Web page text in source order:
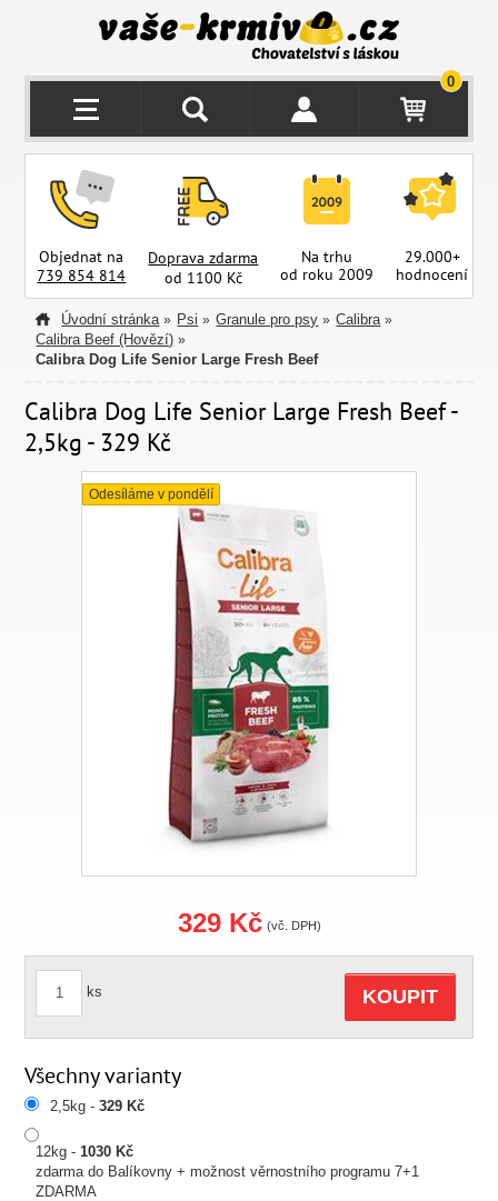
0
Objednat na
739 854 814
Doprava zdarma
od 1100 Kč
Na trhu
od roku 2009
29.000+
hodnocení
Úvodní stránka » Psi » Granule pro psy » Calibra »
Calibra Beef (Hovězí) »
Calibra Dog Life Senior Large Fresh Beef
Calibra Dog Life Senior Large Fresh Beef -
2,5kg - 329 Kč
Odesíláme v pondělí
329 Kč (vč. DPH)
ks KOUPIT
Všechny varianty
2,5kg -329 Kč
12kg -1030 Kč
zdarma do Balíkovny + možnost věrnostního programu 7+1
ZDARMA